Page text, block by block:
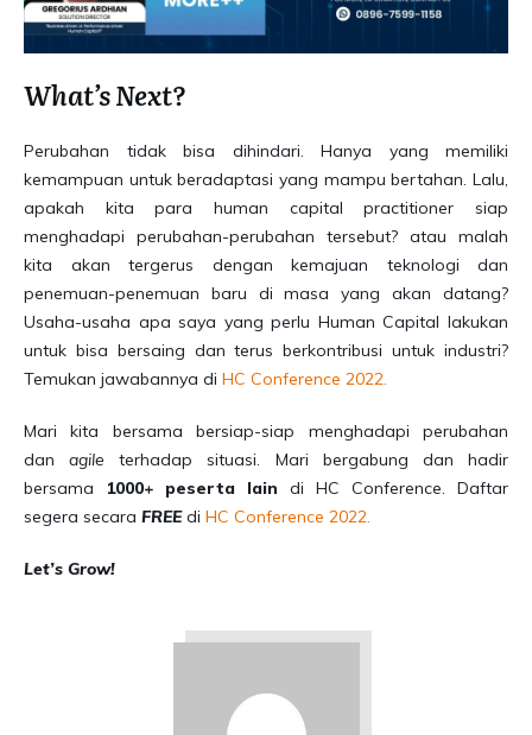
What’s Next?
Perubahan tidak bisa dihindari. Hanya yang memiliki
kemampuan untuk beradaptasi yang mampu bertahan. Lalu,
apakah kita para human capital practitioner siap
menghadapi perubahan-perubahan tersebut? atau malah
kita akan tergerus dengan kemajuan teknologi dan
penemuan-penemuan baru di masa yang akan datang?
Usaha-usaha apa saya yang perlu Human Capital lakukan
untuk bisa bersaing dan terus berkontribusi untuk industri?
Temukan jawabannya di HC Conference 2022.
Mari kita bersama bersiap-siap menghadapi perubahan
danagile terhadap situasi. Mari bergabung dan hadir
bersama
1000+ peserta lain di HC Conference. Daftar
segera secara FREEdi HC Conference 2022.
Let’s Grow!